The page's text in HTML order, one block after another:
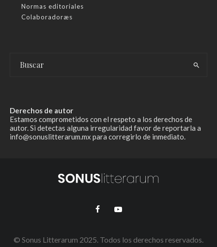
Normas editoriales
Colaboradoræs
Derechos de autor
Estamos comprometidos con el respeto a los derechos de
autor. Si detectas alguna irregularidad favor de reportarla a
info@sonuslitterarum.mx para corregirlo de inmediato.
© Sonus Litterarum 2025. Todos los derechos reservados.